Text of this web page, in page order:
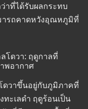
าที่ได้รับผลกระทบ
ารถคาดหวังอุณหภูมิที่
โดวา: ฤดูกาลที่
พอากาศ
ดวาขึ้นอยู่กับภูมิภาคที่
ะเลดำ ฤดูร้อนเป็น